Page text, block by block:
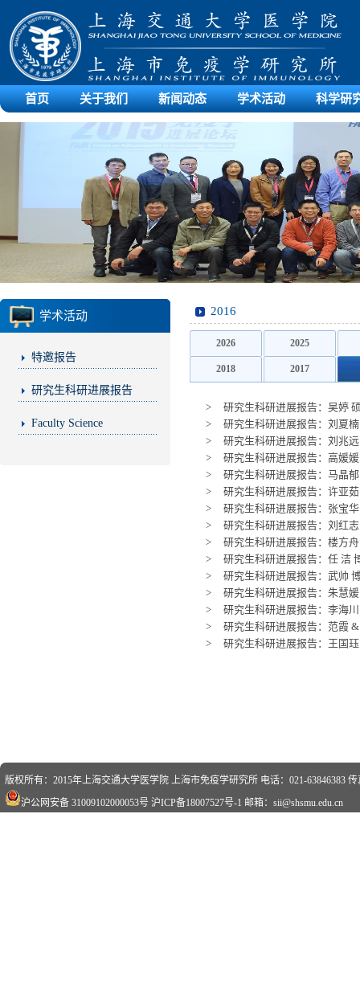
首页 关于我们 新闻动态 学术活动 科学研
学术活动
特邀报告
研究生科研进展报告
Faculty Science
2016
2026 2025
2018 2017
>
研究生科研进展报告：吴婷
>
研究生科研进展报告：刘夏
>
研究生科研进展报告：刘兆
>
研究生科研进展报告：高媛
>
研究生科研进展报告：马晶
>
研究生科研进展报告：许亚
>
研究生科研进展报告：张宝
>
研究生科研进展报告：刘红
>
研究生科研进展报告：楼方
>
研究生科研进展报告：任 洁
>
研究生科研进展报告：武帅
>
研究生科研进展报告：朱慧
>
研究生科研进展报告：李海
>
研究生科研进展报告：范霞
>
研究生科研进展报告：王国
版权所有：2015年上海交通大学医学院 上海市免疫学研究所 电话：021-63846383 传
沪公网安备 31009102000053号 沪ICP备18007527号-1 邮箱：sii@shsmu.edu.cn